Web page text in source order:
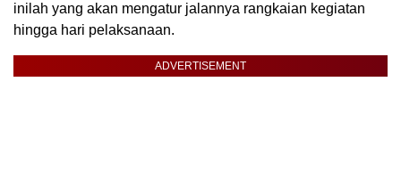
inilah yang akan mengatur jalannya rangkaian kegiatan
hingga hari pelaksanaan.
ADVERTISEMENT